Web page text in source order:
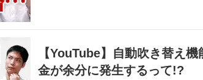
【YouTube】自動吹き替え
金が余分に発生するって!?